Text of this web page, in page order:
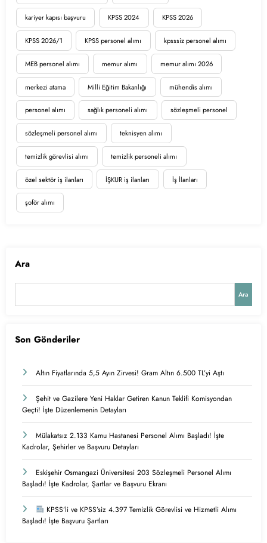
kariyer kapısı başvuru KPSS 2024 KPSS 2026
KPSS 2026/1 KPSS personel alımı kpsssiz personel alımı
MEB personel alımı memur alımı memur alımı 2026
merkezi atama Milli Eğitim Bakanlığı mühendis alımı
personel alımı sağlık personeli alımı sözleşmeli personel
sözleşmeli personel alımı teknisyen alımı
temizlik görevlisi alımı temizlik personeli alımı
özel sektör iş ilanları İŞKUR iş ilanları İş İlanları
şoför alımı
Ara
Ara
Son Gönderiler
Altın Fiyatlarında 5,5 Ayın Zirvesi! Gram Altın 6.500 TL’yi Aştı
Şehit ve Gazilere Yeni Haklar Getiren Kanun Teklifi Komisyondan
Geçti! İşte Düzenlemenin Detayları
Mülakatsız 2.133 Kamu Hastanesi Personel Alımı Başladı! İşte
Kadrolar, Şehirler ve Başvuru Detayları
Eskişehir Osmangazi Üniversitesi 203 Sözleşmeli Personel Alımı
Başladı! İşte Kadrolar, Şartlar ve Başvuru Ekranı
KPSS’li ve KPSS’siz 4.397 Temizlik Görevlisi ve Hizmetli Alımı
Başladı! İşte Başvuru Şartları